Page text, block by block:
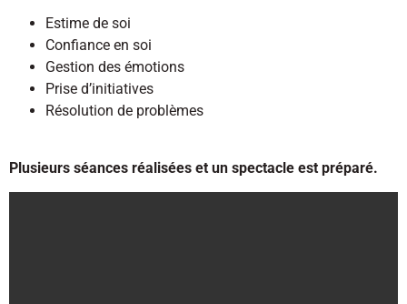
Estime de soi
Confiance en soi
Gestion des émotions
Prise d’initiatives
Résolution de problèmes
Plusieurs séances réalisées et un spectacle est préparé.